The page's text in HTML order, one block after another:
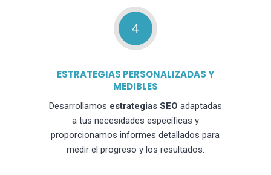
4
ESTRATEGIAS PERSONALIZADAS Y
MEDIBLES
Desarrollamos estrategias SEO adaptadas
a tus necesidades específicas y
proporcionamos informes detallados para
medir el progreso y los resultados.